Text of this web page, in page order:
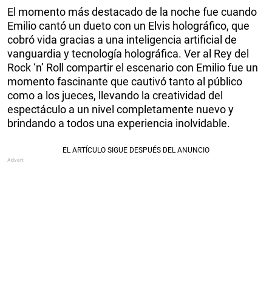
El momento más destacado de la noche fue cuando
Emilio cantó un dueto con un Elvis holográfico, que
cobró vida gracias a una inteligencia artificial de
vanguardia y tecnología holográfica. Ver al Rey del
Rock ‘n’ Roll compartir el escenario con Emilio fue un
momento fascinante que cautivó tanto al público
como a los jueces, llevando la creatividad del
espectáculo a un nivel completamente nuevo y
brindando a todos una experiencia inolvidable.